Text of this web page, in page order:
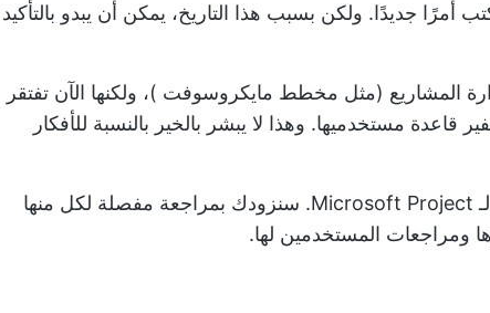
جديدًا. ولكن بسبب هذا التاريخ، يمكن أن يبدو بالتأكيد
المشاريع (مثل مخطط مايكروسوفت )، ولكنها الآن تفتقر
قاعدة مستخدميها. وهذا لا يبشر بالخير بالنسبة للأفكار
لهذا السبب سنستعرض أفضل 16 بديلاً لـ Microsoft Project. سنزودك بمراجعة مفصلة لكل منها
ومراجعات المستخدمين لها.